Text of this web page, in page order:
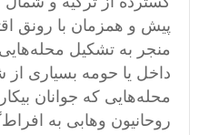
پیش و همزمان با رونق
منجر به تشکیل محله‌هایی
داخل یا حومه بسیاری از
محله‌هایی که جوانان
روحانیون وهابی به